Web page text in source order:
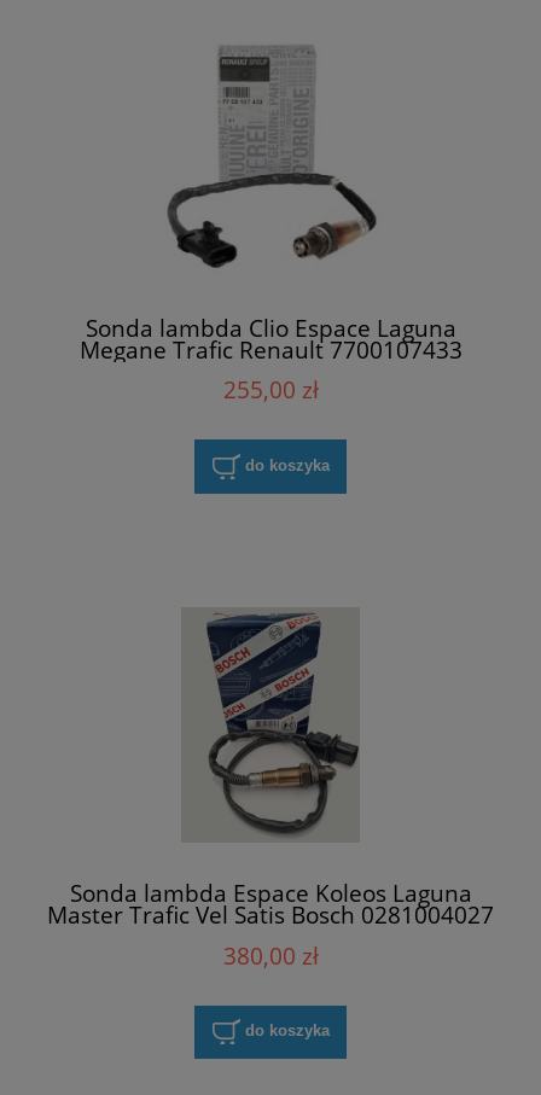
Sonda lambda Clio Espace Laguna
Megane Trafic Renault 7700107433
255,00 zł
do koszyka
Sonda lambda Espace Koleos Laguna
Master Trafic Vel Satis Bosch 0281004027
380,00 zł
do koszyka